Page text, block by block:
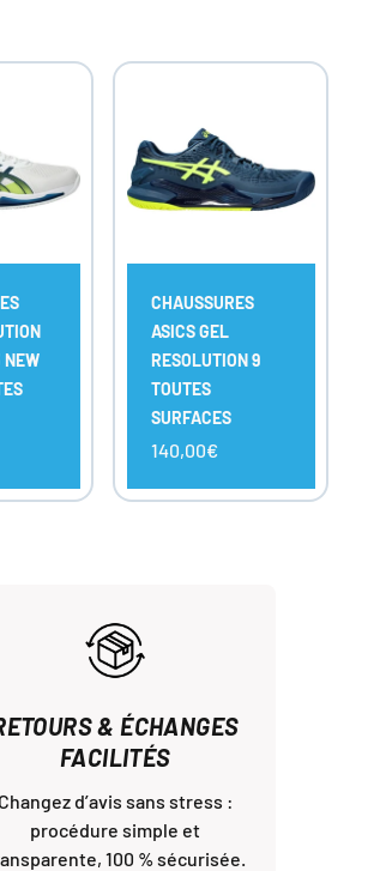
NEW
CHAUSSURES
ASICS GEL
RESOLUTION 9
TOUTES
SURFACES
140,00€
CHOISIR
LES
OPTIONS
& ÉCHANGES
FACILITÉS
Changez d’avis sans stress :
procédure simple et
100 % sécurisée.